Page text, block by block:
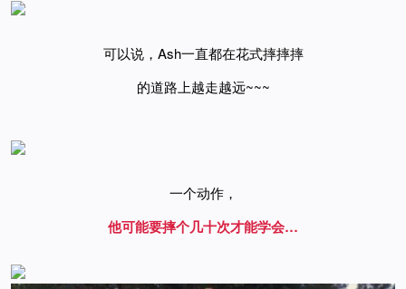
可以说， Ash一直都在花式摔摔摔
的道路上越走越远~~~
一个动作，
他可能要摔个几十次才能学会…